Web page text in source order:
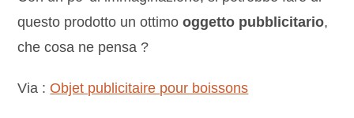
questo prodotto un ottimooggetto pubblicitario,
che cosa ne pensa ?
Via : Objet publicitaire pour boissons